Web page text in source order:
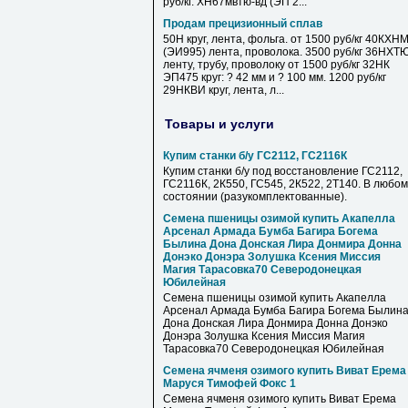
Продам прецизионный сплав
50Н круг, лента, фольга. от 1500 руб/кг 40КХНМ
(ЭИ995) лента, проволока. 3500 руб/кг
ленту, трубу, проволоку от 1500 руб/кг 32НК
ЭП475 круг: ? 42 мм и ? 100 мм. 1200 руб/кг
29НКВИ круг, лента, л...
Товары и услуги
Купим станки б/у ГС2112, ГС2116К
Купим станки б/у под восстановление ГС2112,
ГС2116К, 2К550, ГС545, 2К522, 2Т140. В любом
состоянии (разукомплектованные).
Семена пшеницы озимой купить Акапелла
Арсенал Армада Бумба Багира Богема
Былина Дона Донская Лира Донмира Донна
Донэко Донэра Золушка Ксения Миссия
Магия Тарасовка70 Северодонецкая
Юбилейная
Семена пшеницы озимой купить Акапелла
Арсенал Армада Бумба Багира Богема Былина
Дона Донская Лира Донмира Донна Донэко
Донэра Золушка Ксения Миссия Магия
Тарасовка70 Северодонецкая Юбилейная
Семена ячменя озимого купить Виват Ерема
Маруся Тимофей Фокс 1
Семена ячменя озимого купить Виват Ерема